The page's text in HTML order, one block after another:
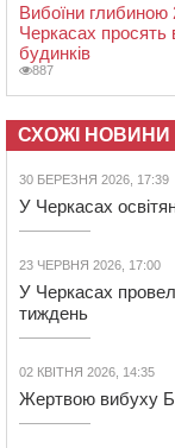
Вибоїни
Черкасах просять
будинків
887
СХОЖІ НОВИНИ
30 БЕРЕЗНЯ 2026, 17:39
У Черкасах
23 ЧЕРВНЯ 2026, 17:00
У Черкасах
тиждень
02 КВІТНЯ 2026, 14:35
Жертвою вибуху